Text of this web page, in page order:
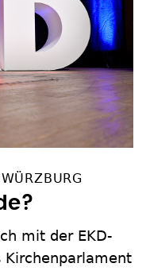
mit der EKD-
Kirchenparlament